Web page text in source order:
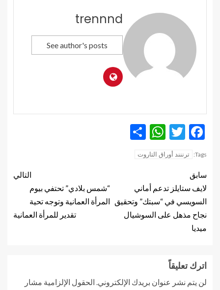
trennnd
See author's posts
Facebook
Twitter
WhatsApp
Tags: ترننند أوراق التاروت
سابق
لايف ستايلز تدعم أماني
السويسي في “سبتك” وتحقيق
نجاح مذهل على السوشيال
ميديا
التالي
“شمس بلادي” تحتفي بيوم
المرأة العمانية وتوجه تحية
تقدير للمرأة العمانية
اترك تعليقاً
لن يتم نشر عنوان بريدك الإلكتروني. الحقول الإلزامية مشار